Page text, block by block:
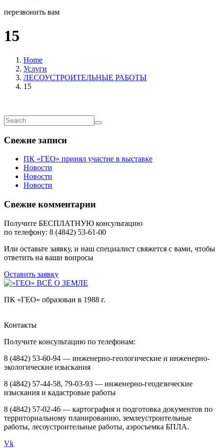
перезвонить вам
15
Home
Услуги
ЛЕСОУСТРОИТЕЛЬНЫЕ РАБОТЫ
15
Свежие записи
ПК «ГЕО» принял участие в выставке
Новости
Новости
Новости
Свежие комментарии
Получите БЕСПЛАТНУЮ консультацию
по телефону: 8 (4842) 53-61-00
Или оставьте заявку, и наш специалист свяжется с вами, чтобы
ответить на ваши вопросы
Оставить заявку
ПК «ГЕО» образован в 1988 г.
Контакты
Получите консультацию по телефонам:
8 (4842) 53-60-94 — инженерно-геологические и инженерно-
экологические изыскания
8 (4842) 57-44-58, 79-03-93 — инженерно-геодезические
изыскания и кадастровые работы
8 (4842) 57-02-46 — картография и подготовка документов по
территориальному планированию, землеустроительные
работы, лесоустроительные работы, аэросъемка БПЛА.
Vk